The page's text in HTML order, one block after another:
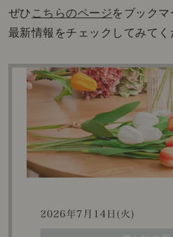
ぜひ こちらのページをブックマ
最新情報をチェックしてみてく